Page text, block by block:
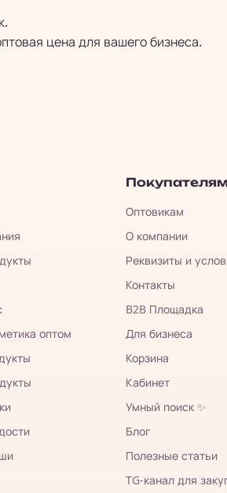
цена для вашего бизнеса.
оптом
Оптовикам
О компании
Реквизиты и
Контакты
B2B Площадка
Для бизнеса
Корзина
Кабинет
Умный поиск ✨
Блог
Полезные статьи
TG-канал для